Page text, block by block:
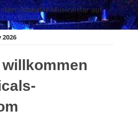
Musicalstar auf